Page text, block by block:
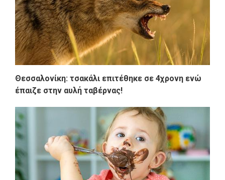
Θεσσαλονίκη: τσακάλι επιτέθηκε σε 4χρονη ενώ
έπαιζε στην αυλή ταβέρνας!